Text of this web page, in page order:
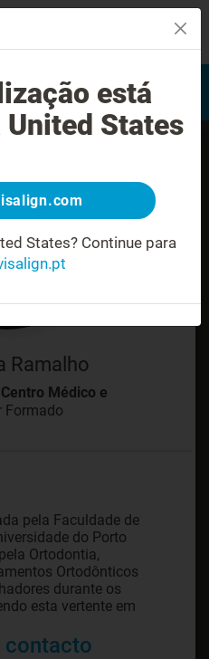
Encontrar um Invisalign
provider
Ramalho
Médico e
Formado
pela Faculdade de
do Porto
Ortodontia,
Ortodônticos
durante os
esta vertente em
contacto
está
States
States? Continue para